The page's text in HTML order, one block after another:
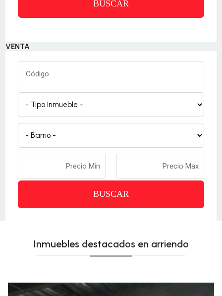
BUSCAR
VENTA
BUSCAR
Inmuebles destacados en arriendo